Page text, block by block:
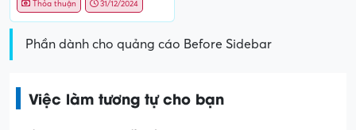
Thỏa thuận 31/12/2024
Phần dành cho quảng cáo Before Sidebar
Việc làm tương tự cho bạn